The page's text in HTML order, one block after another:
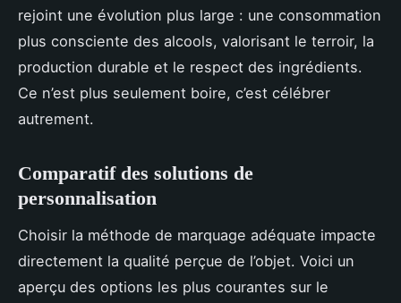
rejoint une évolution plus large : une consommation
plus consciente des alcools, valorisant le terroir, la
production durable et le respect des ingrédients.
Ce n’est plus seulement boire, c’est célébrer
autrement.
Comparatif des solutions de
personnalisation
Choisir la méthode de marquage adéquate impacte
directement la qualité perçue de l’objet. Voici un
aperçu des options les plus courantes sur le